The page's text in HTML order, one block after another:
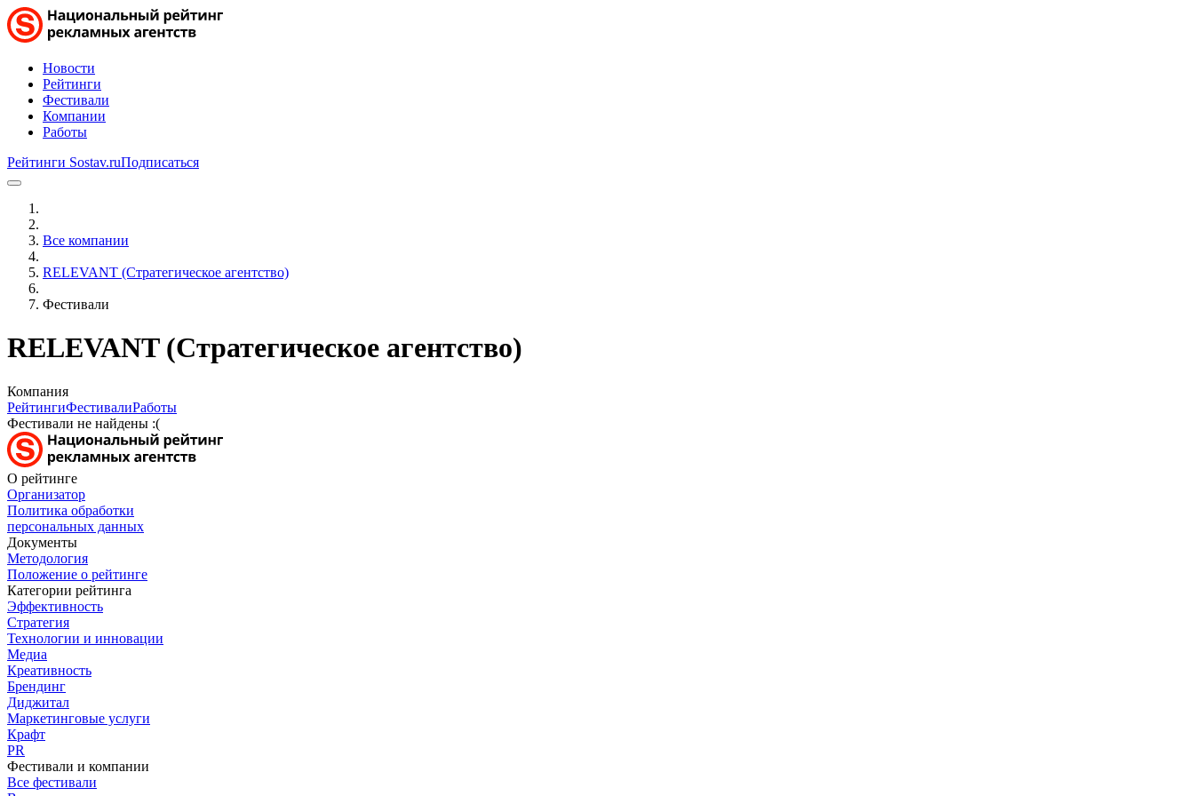
Новости
Рейтинги
Фестивали
Компании
Работы
Рейтинги Sostav.ruПодписаться
Все компании
RELEVANT (Стратегическое агентство)
Фестивали
RELEVANT (Стратегическое агентство)
Компания
РейтингиФестивалиРаботы
Фестивали не найдены :(
О рейтинге
Организатор
Политика обработки
персональных данных
Документы
Методология
Положение о рейтинге
Категории рейтинга
Эффективность
Стратегия
Технологии и инновации
Медиа
Креативность
Брендинг
Диджитал
Маркетинговые услуги
Крафт
PR
Фестивали и компании
Все фестивали